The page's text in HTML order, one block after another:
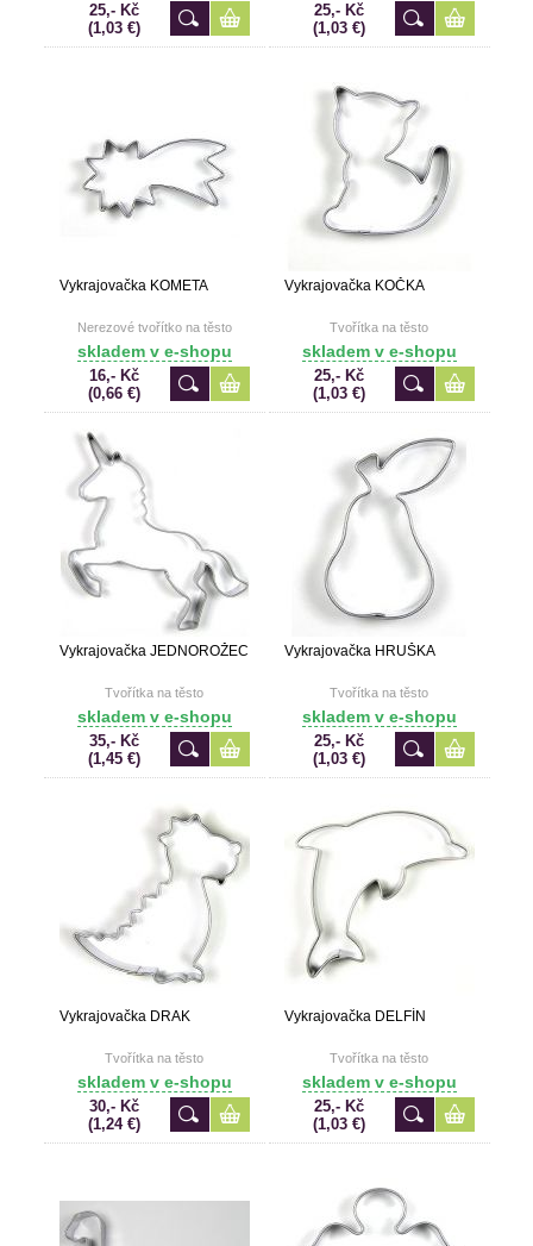
25,- Kč
(1,03 €)
25,- Kč
(1,03 €)
Vykrajovačka KOMETA
Nerezové tvořítko na těsto
skladem v e-shopu
16,- Kč
(0,66 €)
Vykrajovačka KOČKA
Tvořítka na těsto
skladem v e-shopu
25,- Kč
(1,03 €)
Vykrajovačka JEDNOROŽEC
Tvořítka na těsto
skladem v e-shopu
35,- Kč
(1,45 €)
Vykrajovačka HRUŠKA
Tvořítka na těsto
skladem v e-shopu
25,- Kč
(1,03 €)
Vykrajovačka DRAK
Tvořítka na těsto
skladem v e-shopu
30,- Kč
(1,24 €)
Vykrajovačka DELFÍN
Tvořítka na těsto
skladem v e-shopu
25,- Kč
(1,03 €)